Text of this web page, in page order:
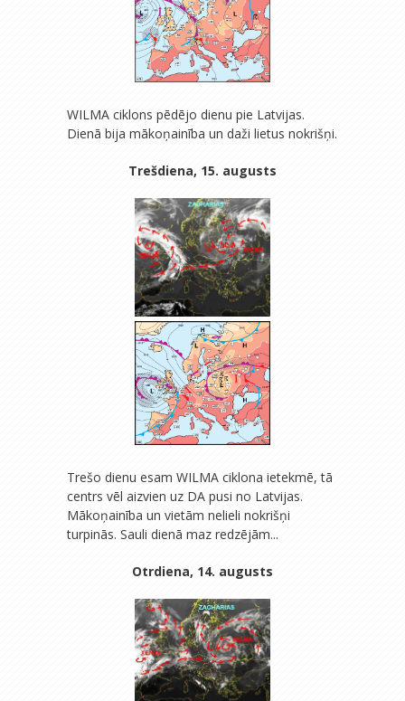
WILMA ciklons pēdējo dienu pie Latvijas.
Dienā bija mākoņainība un daži lietus nokrišņi.
Trešdiena, 15. augusts
Trešo dienu esam WILMA ciklona ietekmē, tā
centrs vēl aizvien uz DA pusi no Latvijas.
Mākoņainība un vietām nelieli nokrišņi
turpinās. Sauli dienā maz redzējām...
Otrdiena, 14. augusts